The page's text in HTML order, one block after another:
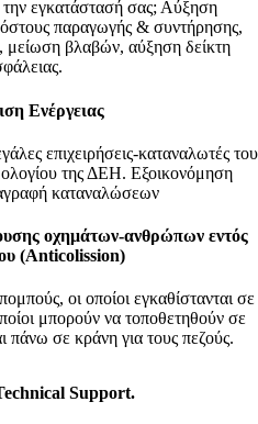
την εγκατάστασή σας; Αύξηση
παραγωγής & συντήρησης,
μείωση βλαβών, αύξηση δείκτη
Ενέργειας
επιχειρήσεις-καταναλωτές του
της ΔΕΗ. Εξοικονόμηση
καταναλώσεων
οχημάτων-ανθρώπων εντός
(Anticolission)
οι οποίοι εγκαθίστανται σε
μπορούν να τοποθετηθούν σε
πάνω σε κράνη για τους πεζούς.
Support.